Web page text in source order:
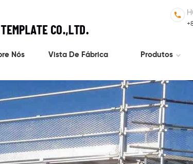
Nós Vista De Fábrica Produtos